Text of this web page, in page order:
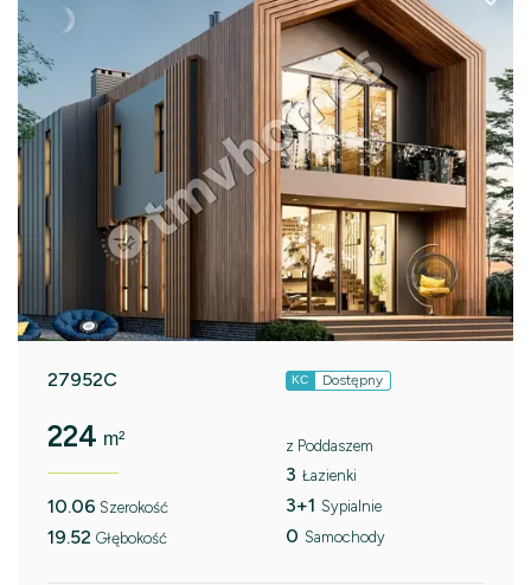
27952C KC Dostępny
224 m²
10.06 Szerokość
19.52 Głębokość
z Poddaszem
3 Łazienki
3+1 Sypialnie
0 Samochody